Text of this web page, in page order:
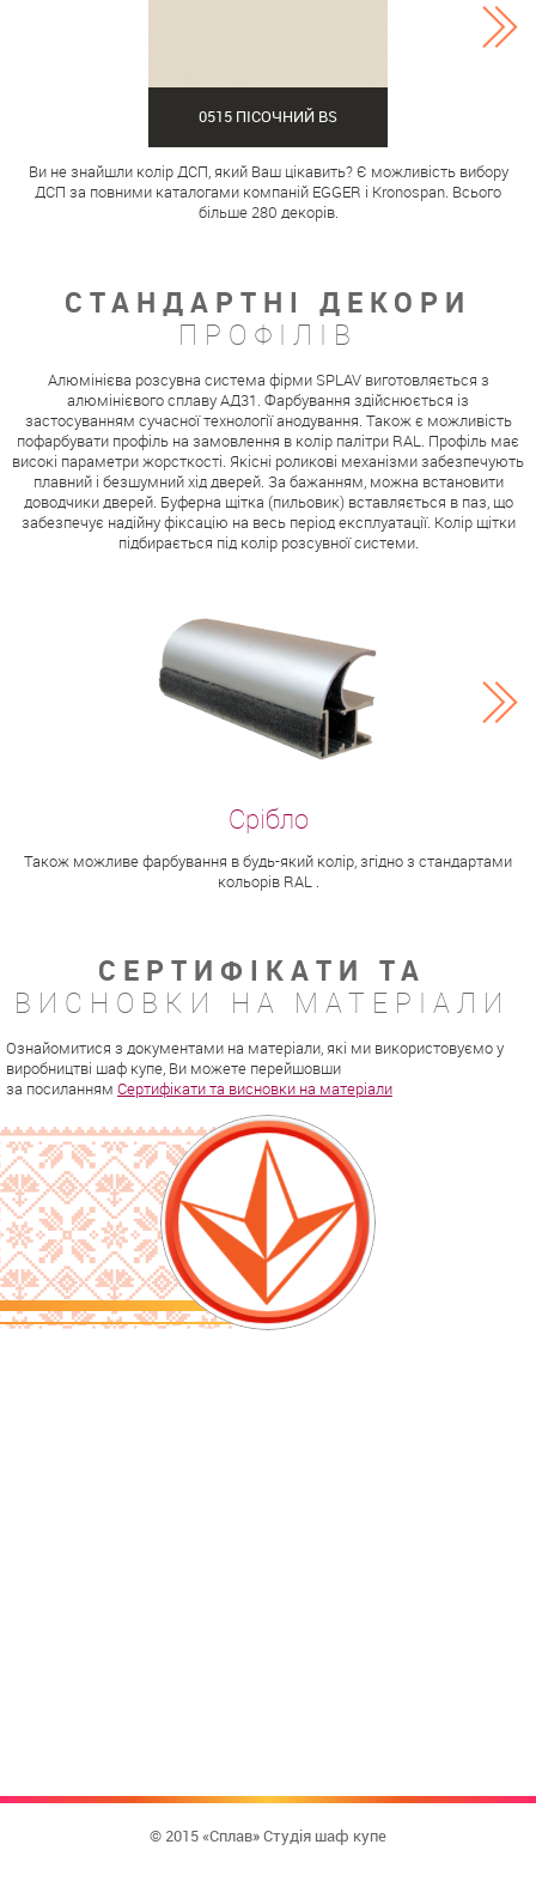
0515 ПІСОЧНИЙ BS
Ви не знайшли колір ДСП, який Ваш цікавить? Є можливість вибору
ДСП за повними каталогами компаній EGGER і Kronospan. Всього
більше 280 декорів.
СТАНДАРТНІ ДЕКОРИ
ПРОФІЛІВ
Алюмінієва розсувна система фірми SPLAV виготовляється з
алюмінієвого сплаву АД31. Фарбування здійснюється із
застосуванням сучасної технології анодування. Також є можливість
пофарбувати профіль на замовлення в колір палітри RAL. Профіль має
високі параметри жорсткості. Якісні роликові механізми забезпечують
плавний і безшумний хід дверей. За бажанням, можна встановити
доводчики дверей. Буферна щітка (пильовик) вставляється в паз, що
забезпечує надійну фіксацію на весь період експлуатації. Колір щітки
підбирається під колір розсувної системи.
Також можливе фарбування в будь-який колір, згідно з стандартами
кольорів RAL .
СЕРТИФІКАТИ ТА
ВИСНОВКИ НА МАТЕРІАЛИ
Ознайомитися з документами на матеріали, які ми використовуємо у
виробництві шаф купе, Ви можете перейшовши
за посиланням Сертифікати та висновки на матеріали
© 2015 «Сплав» Студія шаф купе